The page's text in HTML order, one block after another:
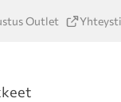
Outlet